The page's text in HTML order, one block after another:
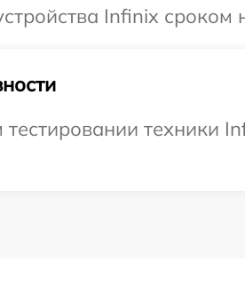
Infinix сроком
техники